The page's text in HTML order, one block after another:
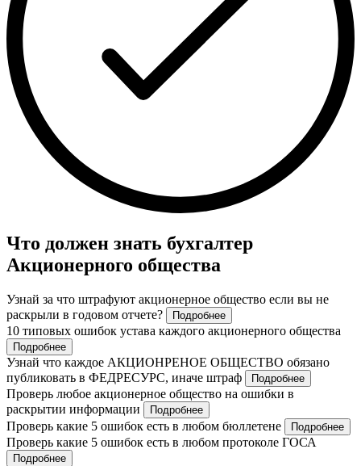
Что должен знать бухгалтер
Акционерного общества
Узнай за что штрафуют акционерное общество если вы не
раскрыли в годовом отчете?
Подробнее
10 типовых ошибок устава каждого акционерного общества
Подробнее
Узнай что каждое АКЦИОНРЕНОЕ ОБЩЕСТВО обязано
публиковать в ФЕДРЕСУРС, иначе штраф
Подробнее
Проверь любое акционерное общество на ошибки в
раскрытии информации
Подробнее
Проверь какие 5 ошибок есть в любом бюллетене Подробнее
Проверь какие 5 ошибок есть в любом протоколе ГОСА
Подробнее